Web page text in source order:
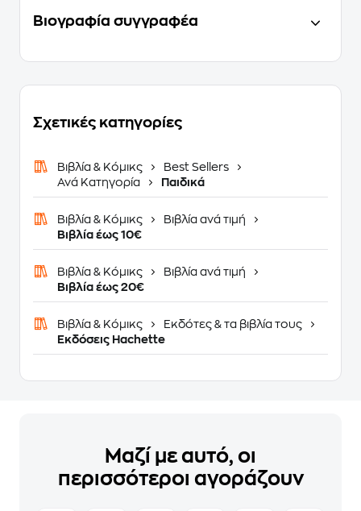
Βιογραφία συγγραφέα
Σχετικές κατηγορίες
Βιβλία & Κόμικς
Best Sellers
Ανά Κατηγορία
Παιδικά
Βιβλία & Κόμικς
Βιβλία ανά τιμή
Βιβλία έως 10€
Βιβλία & Κόμικς
Βιβλία ανά τιμή
Βιβλία έως 20€
Βιβλία & Κόμικς
Εκδότες & τα βιβλία τους
Εκδόσεις Hachette
Μαζί με αυτό, οι
περισσότεροι αγοράζουν